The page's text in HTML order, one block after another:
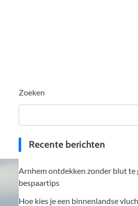
Zoeken
Recente berichten
Arnhem ontdekken zonder blut te
bespaartips
Hoe kies je een binnenlandse